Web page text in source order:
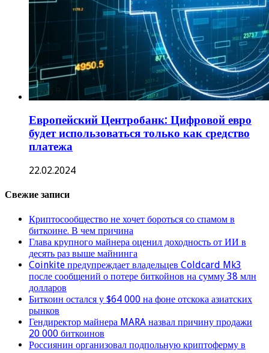
Европейский Центробанк: Цифровой евро
будет использоваться только как средство
платежа
22.02.2024
Свежие записи
Криптосообщество не хочет бороться со спамом в
биткоине. В чем причина
Глава крупного майнера оценил доходность от ИИ в
десять раз выше майнинга
Coinkite предупреждает владельцев Coldcard Mk3
после сообщений о потере биткойнов на сумму 38 млн
долларов
Биткоин остался у $64 000 на фоне отскока азиатских
рынков
Гендиректор майнера MARA назвал причину продажи
20 000 биткоинов
Россиянин организовал подпольную криптоферму в